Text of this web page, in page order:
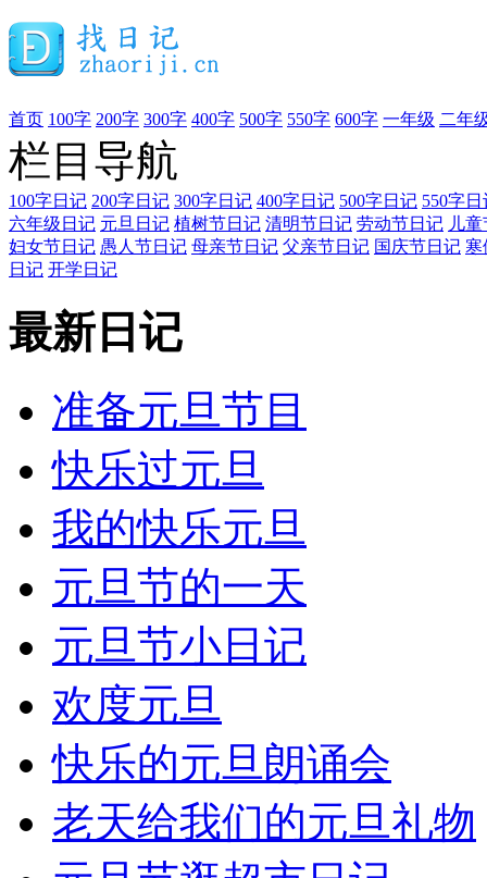
首页 100字 200字 300字 400字 500字 550字 600字 一年级 二年
栏目导航
100字日记 200字日记 300字日记 400字日记 500字日记 550字日
六年级日记 元旦日记 植树节日记 清明节日记 劳动节日记 儿
妇女节日记 愚人节日记 母亲节日记 父亲节日记 国庆节日记 寒
日记 开学日记
最新日记
准备元旦节目
快乐过元旦
我的快乐元旦
元旦节的一天
元旦节小日记
欢度元旦
快乐的元旦朗诵会
老天给我们的元旦礼物